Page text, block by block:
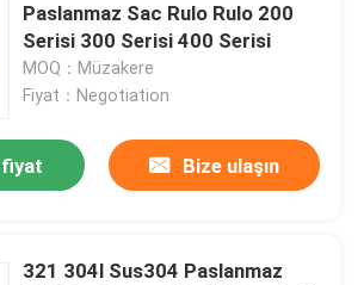
Paslanmaz Sac Rulo Rulo 200
Serisi 300 Serisi 400 Serisi
MOQ：Müzakere
Fiyat：Negotiation
fiyat Bize ulaşın
321 304l Sus304 Paslanmaz